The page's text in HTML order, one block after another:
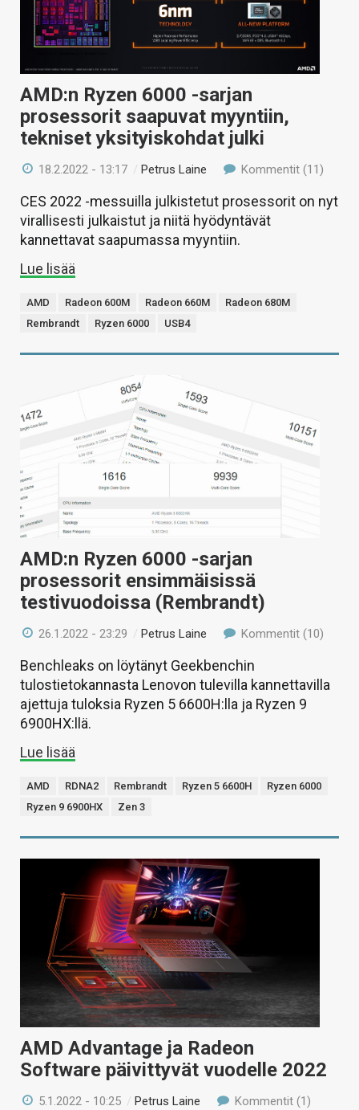
AMD:n Ryzen 6000 -sarjan
prosessorit saapuvat myyntiin,
tekniset yksityiskohdat julki
18.2.2022 - 13:17 / Petrus Laine Kommentit (11)
CES 2022 -messuilla julkistetut prosessorit on nyt
virallisesti julkaistut ja niitä hyödyntävät
kannettavat saapumassa myyntiin.
Lue lisää
AMD Radeon 600M Radeon 660M
Radeon 680M
Rembrandt
Ryzen 6000 USB4
AMD:n Ryzen 6000 -sarjan
prosessorit ensimmäisissä
testivuodoissa (Rembrandt)
26.1.2022 - 23:29 /Petrus Laine Kommentit (10)
Benchleaks on löytänyt Geekbenchin
tulostietokannasta Lenovon tulevilla kannettavilla
ajettuja tuloksia Ryzen 5 6600H:lla ja Ryzen 9
6900HX:llä.
Lue lisää
AMD RDNA2 Rembrandt Ryzen 5 6600H
Ryzen 6000
Ryzen 9 6900HX
Zen 3
AMD Advantage ja Radeon
Software päivittyvät vuodelle 2022
5.1.2022 - 10:25 / Petrus Laine Kommentit (1)